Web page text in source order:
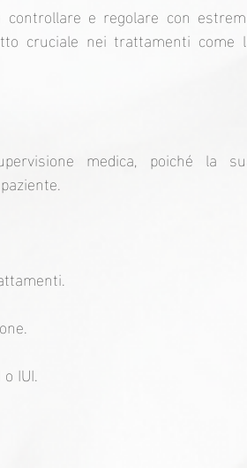
e regolare con
cruciale nei trattamenti come
medica, poiché la
IUI.